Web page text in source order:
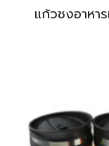
แก้วชงอาหา